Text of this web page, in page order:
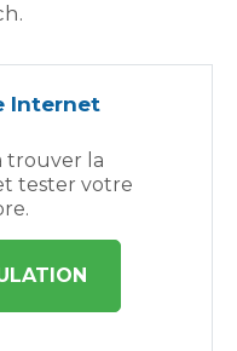
Internet
trouver la
tester votre